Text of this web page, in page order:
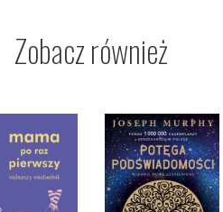
Zobacz również